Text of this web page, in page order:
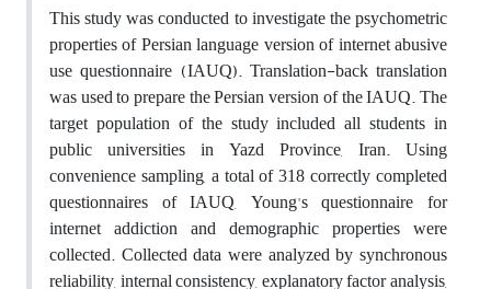
This study was conducted to investigate the psychometric
properties of Persian language version of internet abusive
use questionnaire (IAUQ). Translation-back translation
was used to prepare the Persian version of the IAUQ. The
target population of the study included all students in
public universities in Yazd Province, Iran. Using
convenience sampling, a total of 318 correctly completed
questionnaires of IAUQ, Young's questionnaire for
internet addiction and demographic properties were
collected. Collected data were analyzed by synchronous
reliability, internal consistency, explanatory factor analysis,